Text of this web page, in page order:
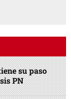
su paso
PN